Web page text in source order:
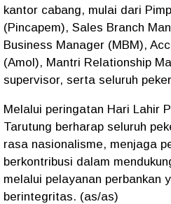
kantor cabang, mulai dari
(Pincapem), Sales Branch
Business Manager (MBM),
(Amol), Mantri Relationship
supervisor, serta seluruh
Melalui peringatan Hari Lahir
Tarutung berharap seluruh
rasa nasionalisme, menjaga
berkontribusi dalam
melalui pelayanan perbankan
berintegritas. (as/as)